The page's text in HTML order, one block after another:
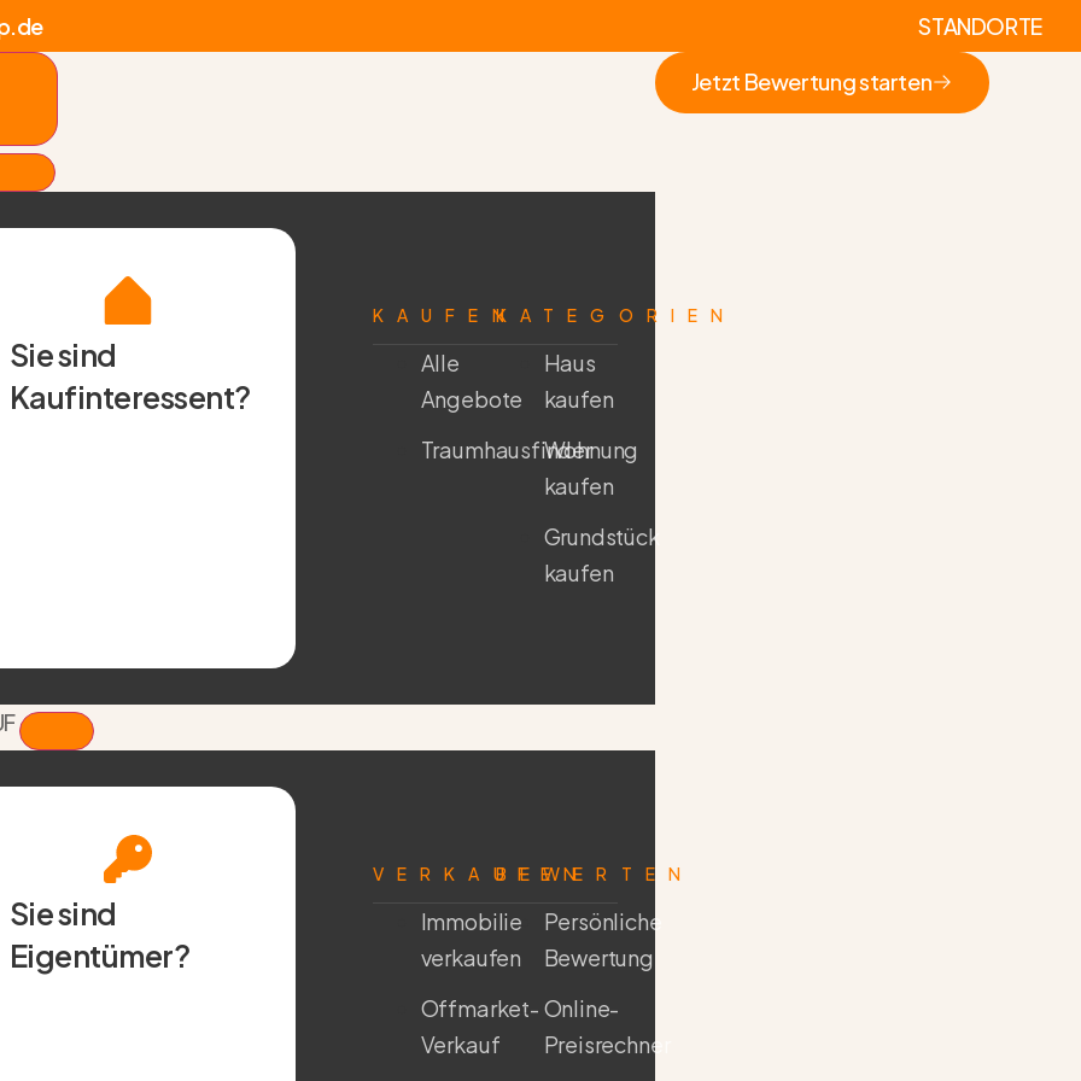
STANDORTE
Sie sind
Kaufinteressent?
KAUFEN
Alle
Angebote
Traumhausfinder
KATEGORIEN
Haus
kaufen
Wohnung
kaufen
Grundstück
kaufen
Sie sind
Eigentümer?
VERKAUFEN
Immobilie
verkaufen
Offmarket-
Verkauf
BEWERTEN
Persönliche
Bewertung
Online-
Preisrechner
Jetzt Bewertung starten